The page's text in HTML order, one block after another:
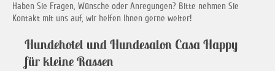
Haben Sie Fragen, Wünsche oder Anregungen? Bitte nehmen Sie
Kontakt mit uns auf, wir helfen Ihnen gerne weiter!
Hundehotel und Hundesalon Casa Happy
für kleine Rassen